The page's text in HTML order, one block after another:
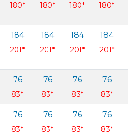
180*
180*
180*
180*
184
201*
184
201*
184
201*
184
201*
76
83*
76
83*
76
83*
76
83*
76
83*
76
83*
76
83*
76
83*